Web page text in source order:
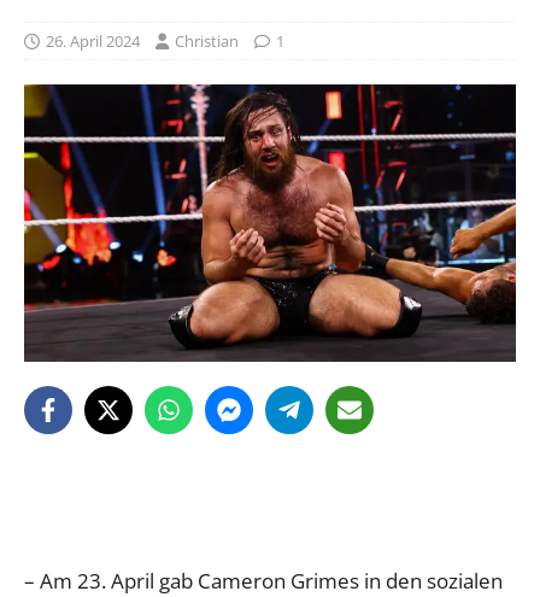
26. April 2024 Christian 1
– Am 23. April gab Cameron Grimes in den sozialen